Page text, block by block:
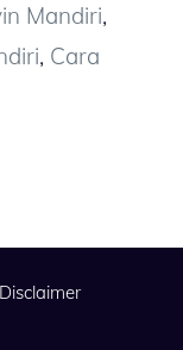
Mandiri,
, Cara
Disclaimer